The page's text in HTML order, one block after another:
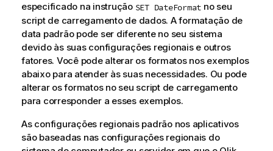
especificado na instrução SET DateFormat no seu
script de carregamento de dados. A formatação de
data padrão pode ser diferente no seu sistema
devido às suas configurações regionais e outros
fatores. Você pode alterar os formatos nos exemplos
abaixo para atender às suas necessidades. Ou pode
alterar os formatos no seu script de carregamento
para corresponder a esses exemplos.
As configurações regionais padrão nos aplicativos
são baseadas nas configurações regionais do